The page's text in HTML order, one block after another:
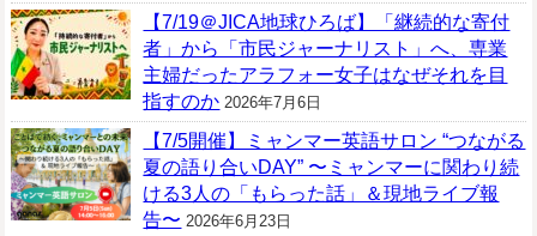
【7/19＠JICA地球ひろば】「継続的な寄付
者」から「市民ジャーナリスト」へ、専業
主婦だったアラフォー女子はなぜそれを目
指すのか 2026年7月6日
【7/5開催】ミャンマー英語サロン “つながる
夏の語り合いDAY” 〜ミャンマーに関わり続
ける3人の「もらった話」＆現地ライブ報
告〜 2026年6月23日